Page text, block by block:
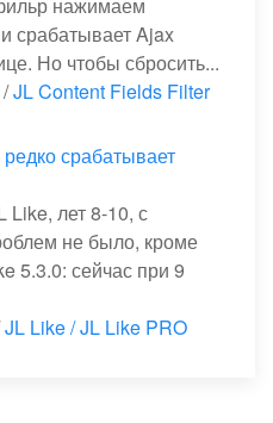
нажимаем
срабатывает Ajax
Но чтобы сбросить...
/JL Content Fields Filter
срабатывает
Like, лет 8-10, с
не было, кроме
5.3.0: сейчас при 9
JL Like / JL Like PRO